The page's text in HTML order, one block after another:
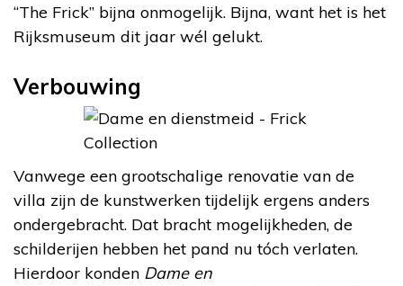
“The Frick” bijna onmogelijk. Bijna, want het is het
Rijksmuseum dit jaar wél gelukt.
Verbouwing
Vanwege een grootschalige renovatie van de
villa zijn de kunstwerken tijdelijk ergens anders
ondergebracht. Dat bracht mogelijkheden, de
schilderijen hebben het pand nu tóch verlaten.
Hierdoor konden Dame en